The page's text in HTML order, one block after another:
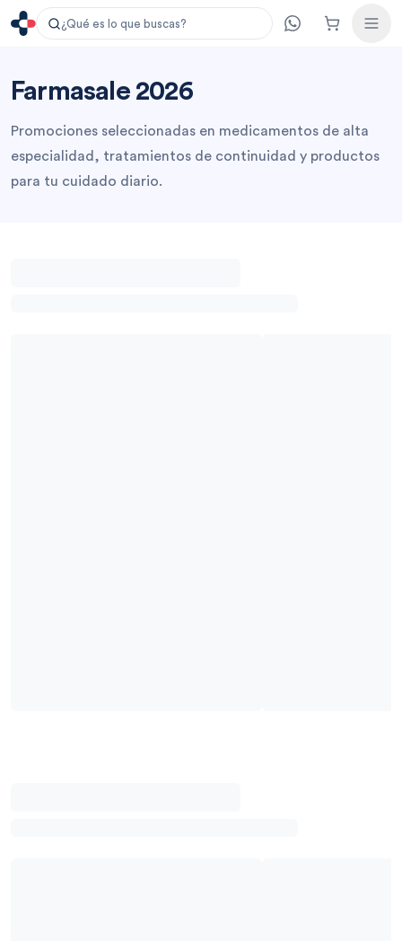
¿Qué es lo que buscas?
Farmasale 2026
Promociones seleccionadas en medicamentos de alta
especialidad, tratamientos de continuidad y productos
para tu cuidado diario.